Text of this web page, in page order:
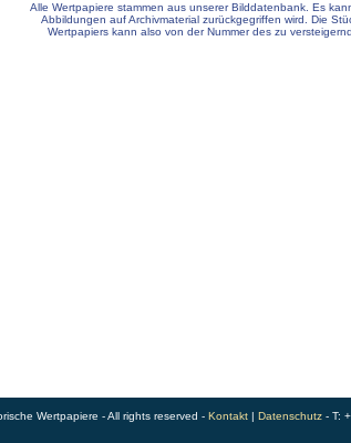
Alle Wertpapiere stammen aus unserer Bilddatenbank. Es
Abbildungen auf Archivmaterial zurückgegriffen wird. Die
Wertpapiers kann also von der Nummer des zu
Wertpapiere - All rights reserved - Kontakt| Datenschutz- T: